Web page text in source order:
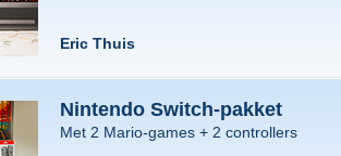
Eric Thuis
Nintendo Switch-pakket
Met 2 Mario-games + 2 controllers